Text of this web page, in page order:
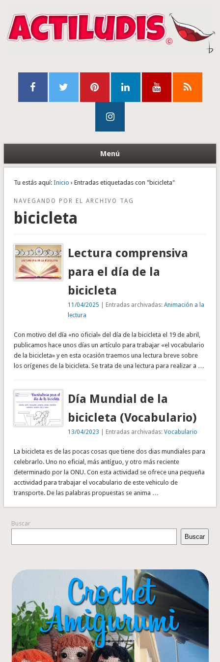
Menú
Tu estás aquí: Inicio › Entradas etiquetadas con "bicicleta"
NAVEGANDO POR EL ARCHIVO TAG
bicicleta
Lectura comprensiva
para el día de la
bicicleta
11/04/2025 | Entradas archivadas:Animación a la
lectura
Con motivo del día «no oficial» del día de la bicicleta el 19 de abril,
publicamos hace unos días un artículo para trabajar «el vocabulario
de la bicicleta» y en esta ocasión traemos una lectura breve sobre
los orígenes de la bicicleta. Se trata de una lectura para realizar a …
Día Mundial de la
bicicleta (Vocabulario)
13/04/2023 | Entradas archivadas:Vocabulario
La bicicleta es de las pocas cosas que tiene dos dias mundiales para
celebrarlo. Uno no eficial, más antíguo, y otro más reciente
determinado por la ONU. Con esta actividad se ofrece una pequeña
acctividad para trabajar el vocabulario de este vehiculo de
transporte. De las palabras propuestas se anima …
Buscar
Buscar